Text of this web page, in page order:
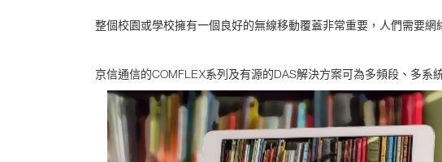
整個校園或學校擁有一個良好的無線移動覆蓋非常重要，人們需要
京信通信的COMFLEX系列及有源的DAS解決方案可為多頻段、多